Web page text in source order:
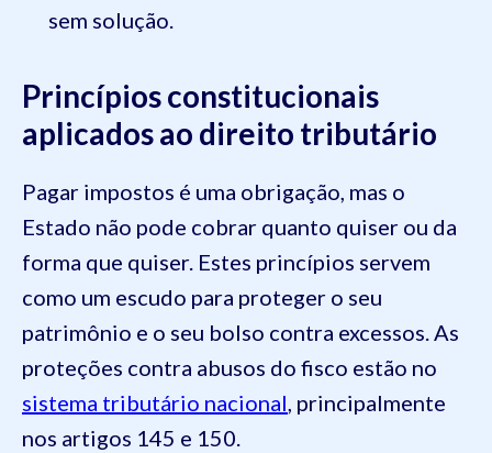
sem solução.
Princípios constitucionais
aplicados ao direito tributário
Pagar impostos é uma obrigação, mas o
Estado não pode cobrar quanto quiser ou da
forma que quiser. Estes princípios servem
como um escudo para proteger o seu
patrimônio e o seu bolso contra excessos. As
proteções contra abusos do fisco estão no
sistema tributário nacional, principalmente
nos artigos 145 e 150.